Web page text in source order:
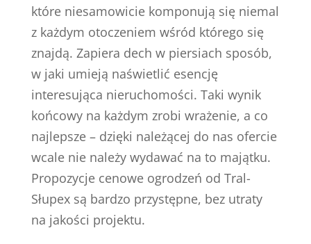
które niesamowicie komponują się niemal
z każdym otoczeniem wśród którego się
znajdą. Zapiera dech w piersiach sposób,
w jaki umieją naświetlić esencję
interesująca nieruchomości. Taki wynik
końcowy na każdym zrobi wrażenie, a co
najlepsze – dzięki należącej do nas ofercie
wcale nie należy wydawać na to majątku.
Propozycje cenowe ogrodzeń od Tral-
Słupex są bardzo przystępne, bez utraty
na jakości projektu.